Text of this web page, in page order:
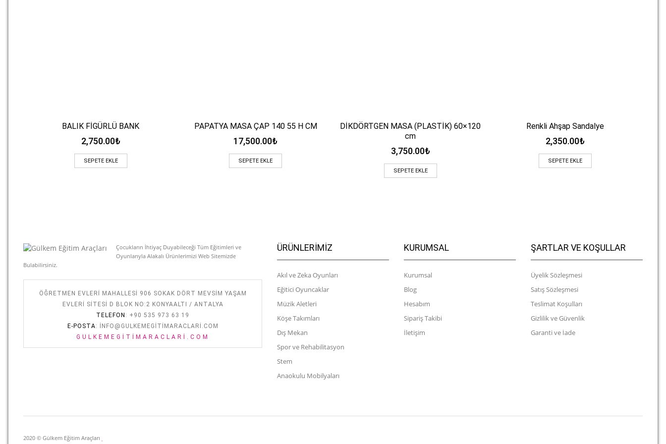
Hızlı Bakış
BALIK FİGÜRLÜ BANK
2,750.00₺
SEPETE EKLE
Hızlı Bakış
PAPATYA MASA ÇAP 140 55 H CM
17,500.00₺
SEPETE EKLE
Hızlı Bakış
DİKDÖRTGEN MASA (PLASTİK) 60×120
cm
3,750.00₺
SEPETE EKLE
Hızlı Bakış
Renkli Ahşap Sandalye
2,350.00₺
SEPETE EKLE
Çocukların İhtiyaç Duyabileceği Tüm Eğitimleri ve
Oyunlarıyla Alakalı Ürünlerimizi Web Sitemizde
Bulabilirsiniz.
ÖĞRETMEN EVLERI MAHALLESI 906 SOKAK DÖRT MEVSIM YAŞAM
EVLERI SITESI D BLOK NO:2 KONYAALTI / ANTALYA
TELEFON : +90 535 973 63 19
E-POSTA: INFO@GULKEMEGITIMARACLARI.COM
GULKEMEGITIMARACLARI.COM
ÜRÜNLERIMIZ
Akıl ve Zeka Oyunları
Eğitici Oyuncaklar
Müzik Aletleri
Köşe Takımları
Dış Mekan
Spor ve Rehabilitasyon
Stem
Anaokulu Mobilyaları
KURUMSAL
Kurumsal
Blog
Hesabım
Sipariş Takibi
İletişim
ŞARTLAR VE KOŞULLAR
Üyelik Sözleşmesi
Satış Sözleşmesi
Teslimat Koşulları
Gizlilik ve Güvenlik
Garanti ve İade
2020 © Gülkem Eğitim Araçları